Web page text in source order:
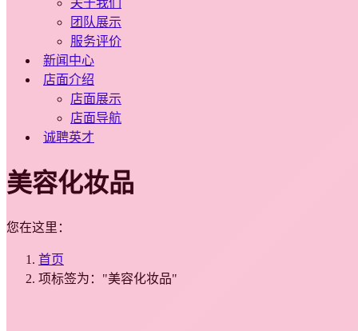
关于我们
团队展示
服务评价
新闻中心
店面介绍
店面展示
店面导航
诚聘英才
美容化妆品
您在这里：
首页
项标签为："美容化妆品"